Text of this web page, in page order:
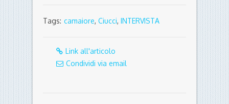
Tags: camaiore, Ciucci, INTERVISTA
Link all'articolo
Condividi via email